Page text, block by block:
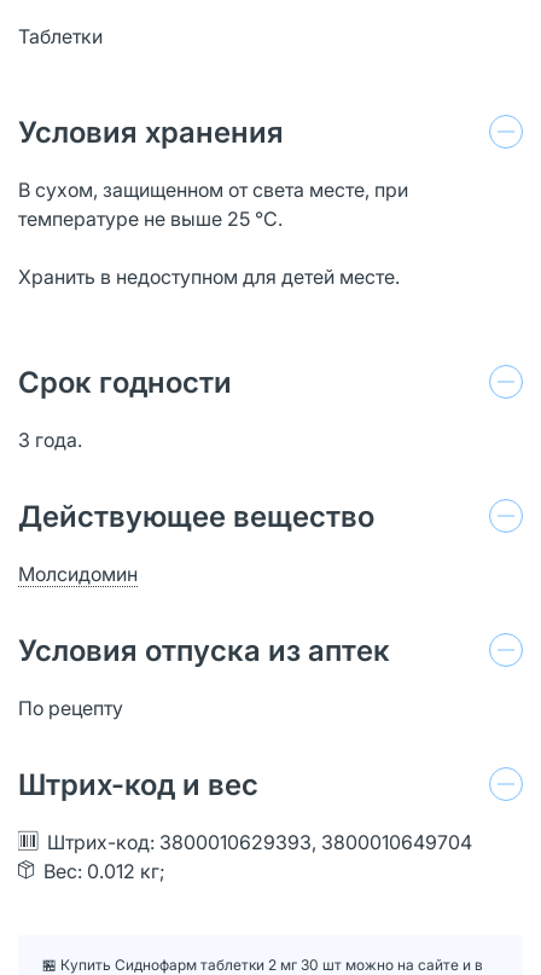
Таблетки
Условия хранения
В сухом, защищенном от света месте, при
температуре не выше 25 °С.
Хранить в недоступном для детей месте.
Срок годности
3 года.
Действующее вещество
Молсидомин
Условия отпуска из аптек
По рецепту
Штрих-код и вес
Штрих-код: 3800010629393, 3800010649704
Вес: 0.012 кг;
🏪 Купить Сиднофарм таблетки 2 мг 30 шт можно на сайте и в